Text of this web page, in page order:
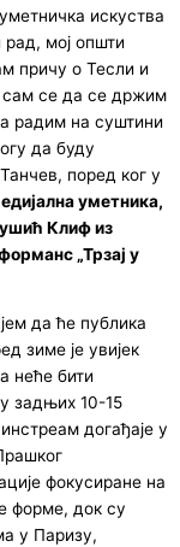
искуства
рад, мој општи
причу о Тесли и
сам се да се држим
радим на суштини
да буду
поред ког у
уметника,
Клиф из
„Трзај у
да ће публика
зиме је увијек
неће бити
задњих 10-15
догађаје у
фокусиране на
форме, док су
у Паризу,